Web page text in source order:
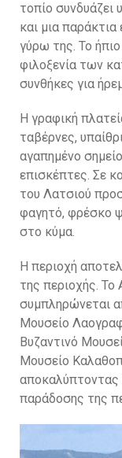
τοπίο συνδυάζει
και μια
γύρω της. Το
φιλοξενία των
συνθήκες για
Η γραφική
ταβέρνες,
αγαπημένο
επισκέπτες. Σε
του Λατσιού
φαγητό, φρέσκο
στο κύμα.
Η περιοχή
της περιοχής.
συμπληρώνεται
Μουσείο
Βυζαντινό
Μουσείο
αποκαλύπτοντας
παράδοσης της